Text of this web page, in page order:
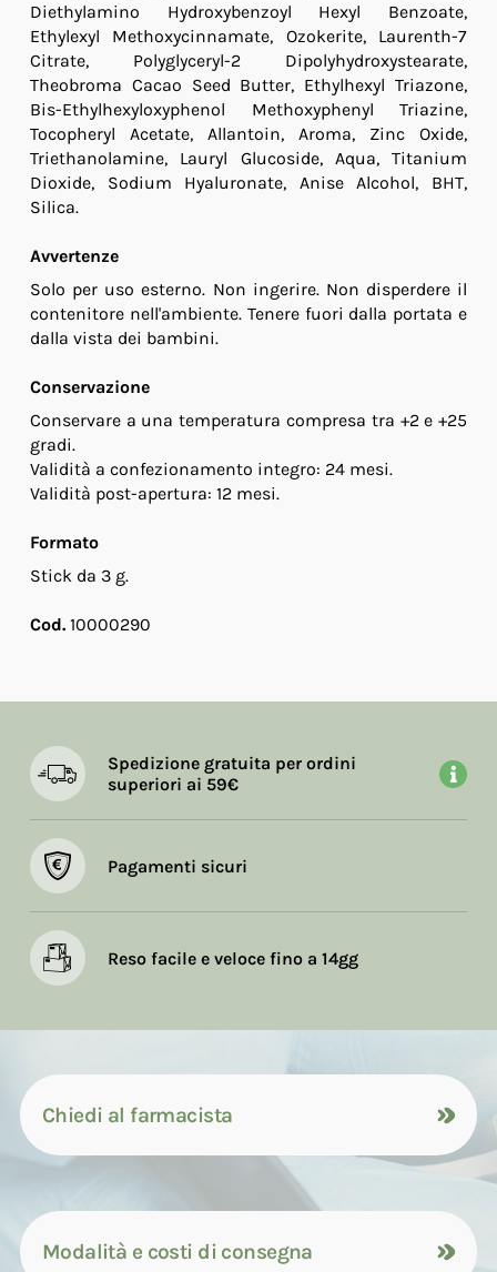
Diethylamino Hydroxybenzoyl Hexyl Benzoate,
Ethylexyl Methoxycinnamate, Ozokerite, Laurenth-7
Citrate, Polyglyceryl-2 Dipolyhydroxystearate,
Theobroma Cacao Seed Butter, Ethylhexyl Triazone,
Bis-Ethylhexyloxyphenol Methoxyphenyl Triazine,
Tocopheryl Acetate, Allantoin, Aroma, Zinc Oxide,
Triethanolamine, Lauryl Glucoside, Aqua, Titanium
Dioxide, Sodium Hyaluronate, Anise Alcohol, BHT,
Silica.
Avvertenze
Solo per uso esterno. Non ingerire. Non disperdere il
contenitore nell'ambiente. Tenere fuori dalla portata e
dalla vista dei bambini.
Conservazione
Conservare a una temperatura compresa tra +2 e +25
gradi.
Validità a confezionamento integro: 24 mesi.
Validità post-apertura: 12 mesi.
Formato
Stick da 3 g.
Cod.10000290
Spedizione gratuita per ordini
superiori ai 59€
Pagamenti sicuri
Reso facile e veloce fino a 14gg
Chiedi al farmacista
Contattaci tramite compilazione del
Modalità e costi di consegna